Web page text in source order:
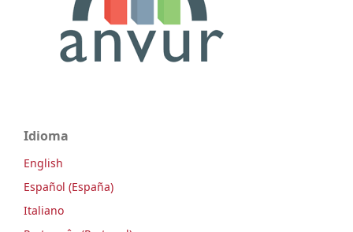
Idioma
English
Español (España)
Italiano